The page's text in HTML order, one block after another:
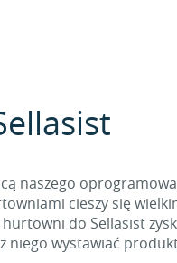
naszego
cieszy się
do Sellasist
niego wystawiać